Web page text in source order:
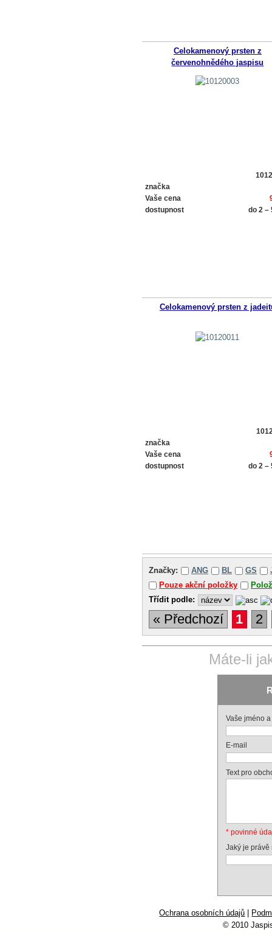
Celokamenový prsten z
červenohnědého jaspisu
značka
Vaše cena
dostupnost
do 2 –
Celokamenový prsten z
značka
Vaše cena
dostupnost
do 2 –
Značky: ANG BL GS
Pouze akční položky
Třídit podle:
« Předchozí 1 2
Máte-li
Vaše jméno
E-mail
Text pro
* povinné
Jaký je právě
Ochrana osobních údajů
© 2010